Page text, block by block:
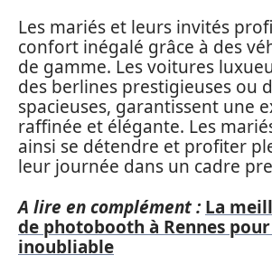
Les mariés et leurs invités
confort inégalé grâce à des
de gamme. Les voitures
des berlines prestigieuses ou
spacieuses, garantissent une
raffinée et élégante. Les
ainsi se détendre et profiter
leur journée dans un cadre
A lire en complément : La
de photobooth à Rennes
inoubliable